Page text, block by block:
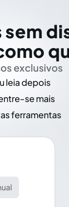
sem
exclusivos
leia depois
se mais
ferramentas